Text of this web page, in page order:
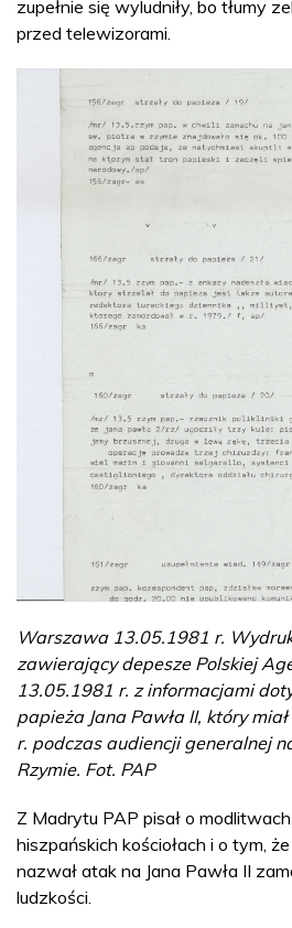
zupełnie się wyludniły, bo tłumy
przed telewizorami.
Warszawa 13.05.1981 r.
zawierający depesze Polskiej
13.05.1981 r. z informacjami
papieża Jana Pawła II, który
r. podczas audiencji generalnej
Rzymie. Fot. PAP
Z Madrytu PAP pisał o
hiszpańskich kościołach i o tym,
nazwał atak na Jana Pawła II
ludzkości.